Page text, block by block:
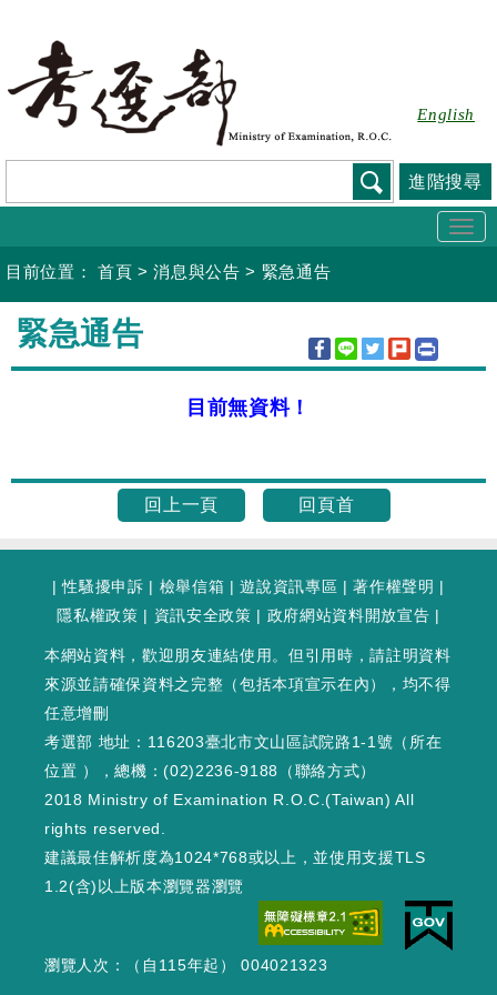
要
容
English
進階搜尋
目前位置： 首頁 >消息與公告 > 緊急通告
:::
緊急通告
目前無資料！
回上一頁 回頁首
|性騷擾申訴 | 檢舉信箱 |遊說資訊專區 |著作權聲明 |
隱私權政策 | 資訊安全政策 | 政府網站資料開放宣告 |
本網站資料，歡迎朋友連結使用。但引用時，請註明資料
來源並請確保資料之完整（包括本項宣示在內），均不得
任意增刪
考選部 地址：116203臺北市文山區試院路1-1號（ 所在
位置 ），總機：(02)2236-9188（聯絡方式）
2018 Ministry of Examination R.O.C.(Taiwan) All
rights reserved.
建議最佳解析度為1024*768或以上，並使用支援TLS
1.2(含)以上版本瀏覽器瀏覽
瀏覽人次：（自115年起） 004021323